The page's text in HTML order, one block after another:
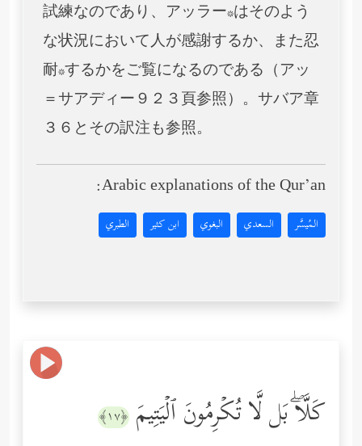
試練なのであり、アッラー*はそのよう
な状況において人が感謝するか、また忍
耐*するかをご覧になるのである（アッ
＝サアディー９２３頁参照）。サバア章
３６とその訳注も参照。
Arabic explanations of the Qur’an:
المُيسَّر السعدي البغوي ابن كثير الطبري
كَلَّاۖ بَل لَّا تُكۡرِمُونَ ٱلۡیَتِیمَ ﴿١٧﴾